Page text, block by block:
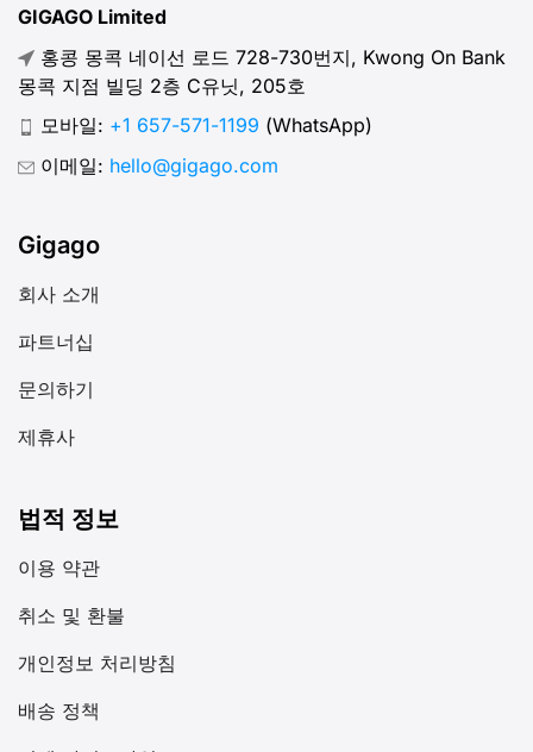
GIGAGO Limited
홍콩 몽콕 네이선 로드 728-730번지, Kwong On Bank
몽콕 지점 빌딩 2층 C유닛, 205호
모바일: +1 657-571-1199 (WhatsApp)
이메일: hello@gigago.com
Gigago
회사 소개
파트너십
문의하기
제휴사
법적 정보
이용 약관
취소 및 환불
개인정보 처리방침
배송 정책